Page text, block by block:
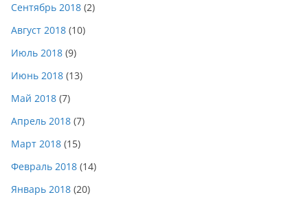
Сентябрь 2018 (2)
Август 2018 (10)
Июль 2018 (9)
Июнь 2018 (13)
Май 2018 (7)
Апрель 2018 (7)
Март 2018 (15)
Февраль 2018 (14)
Январь 2018 (20)